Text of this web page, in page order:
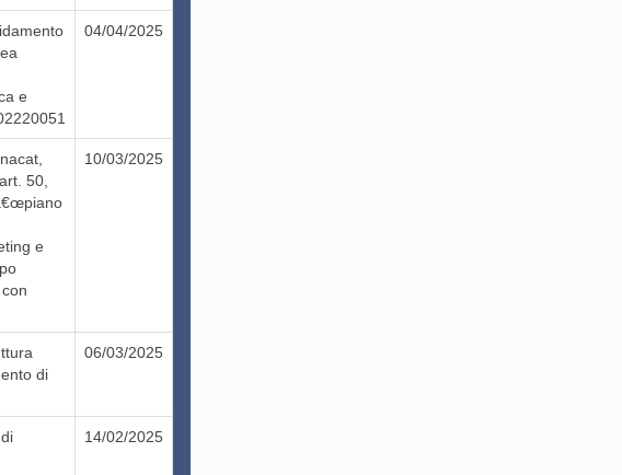
e
04/04/2025
50,
e
10/03/2025
di
06/03/2025
14/02/2025